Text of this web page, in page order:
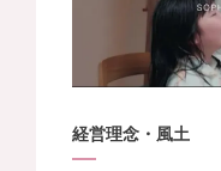
経営理念・風土